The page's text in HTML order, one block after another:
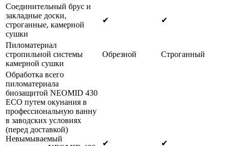
Соединительный брус и
закладные доски,
строганные, камерной
сушки
✔ ✔
Пиломатериал
стропильной системы
камерной сушки
Обрезной Строганный
Обработка всего
пиломатериала
биозащитой NEOMID 430
ECO путем окунания в
профессиональную ванну
в заводских условиях
(перед доставкой)
Невымываемый
✔ ✔